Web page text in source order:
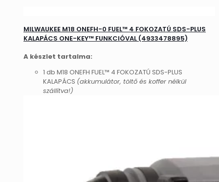
MILWAUKEE M18 ONEFH-0 FUEL™ 4 FOKOZATÚ SDS-PLUS
KALAPÁCS ONE-KEY™ FUNKCIÓVAL (4933478895)
A készlet tartalma:
1 db M18 ONEFH FUEL™ 4 FOKOZATÚ SDS-PLUS
KALAPÁCS (akkumulátor, töltő és koffer nélkül
szállítva!)